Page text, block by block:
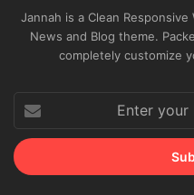
Jannah is a Clean Responsive
News and Blog theme.
completely customize
your
Email
address